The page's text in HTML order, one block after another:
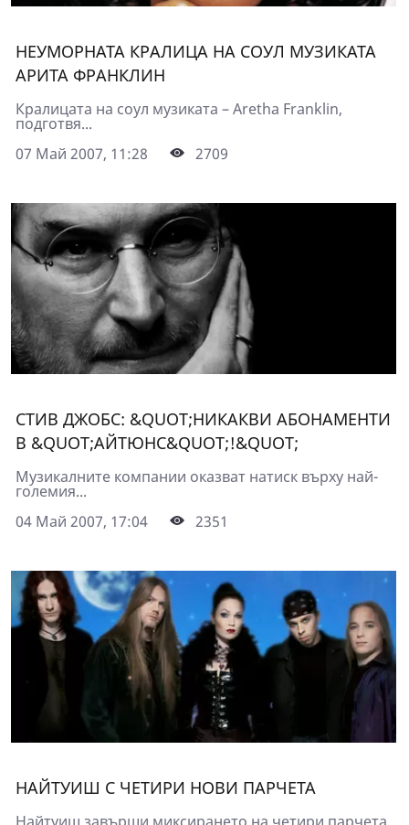
НЕУМОРНАТА КРАЛИЦА НА СОУЛ МУЗИКАТА
АРИТА ФРАНКЛИН
Кралицата на соул музиката – Aretha Franklin,
подготвя...
07 Май 2007, 11:28
2709
СТИВ ДЖОБС: &QUOT;НИКАКВИ АБОНАМЕНТИ
В &QUOT;АЙТЮНС&QUOT;!&QUOT;
Музикалните компании оказват натиск върху най-
големия...
04 Май 2007, 17:04
2351
НАЙТУИШ С ЧЕТИРИ НОВИ ПАРЧЕТА